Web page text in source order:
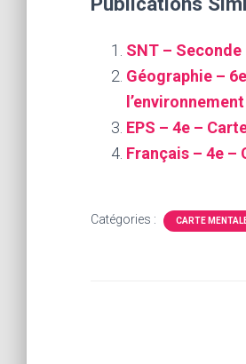
SNT –
Géographie –
l’environnement
EPS – 4e –
Français – 4e –
Catégories : CARTE